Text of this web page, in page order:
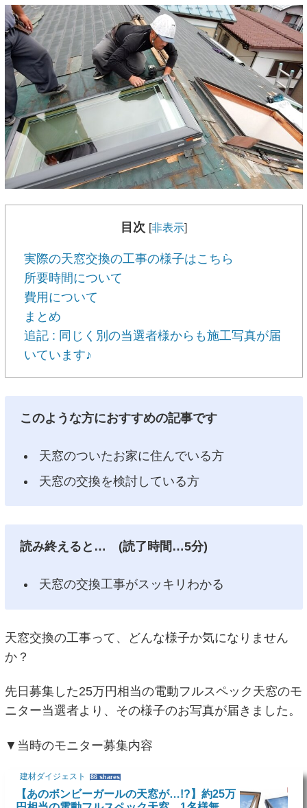
目次 [非表示]
実際の天窓交換の工事の様子はこちら
所要時間について
費用について
まとめ
追記 : 同じく別の当選者様からも施工写真が届
いています♪
このような方におすすめの記事です
天窓のついたお家に住んでいる方
天窓の交換を検討している方
読み終えると… (読了時間…5分)
天窓の交換工事がスッキリわかる
天窓交換の工事って、どんな様子か気になりません
か？
先日募集した25万円相当の電動フルスペック天窓のモ
ニター当選者より、その様子のお写真が届きました。
▼当時のモニター募集内容
建材ダイジェスト 86 shares
【あのボンビーガールの天窓が…!?】約25万